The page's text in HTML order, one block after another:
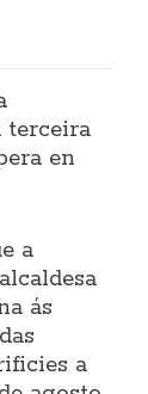
terceira
en
a
ás
a